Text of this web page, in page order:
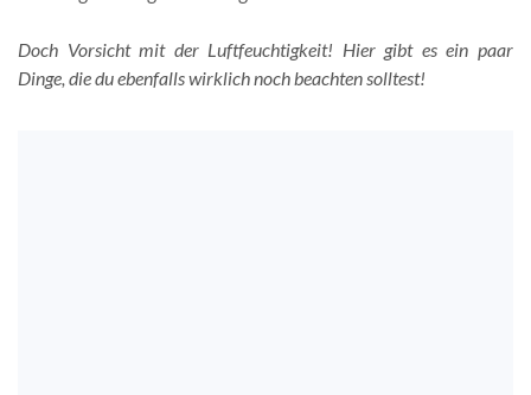
Doch Vorsicht mit der Luftfeuchtigkeit! Hier gibt es ein paar
Dinge, die du ebenfalls wirklich noch beachten solltest!